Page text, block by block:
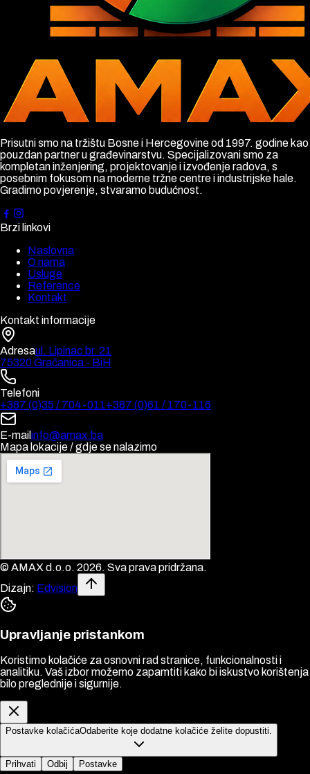
Prisutni smo na tržištu Bosne i Hercegovine od 1997. godine kao
pouzdan partner u građevinarstvu. Specijalizovani smo za
kompletan inženjering, projektovanje i izvođenje radova, s
posebnim fokusom na moderne tržne centre i industrijske hale.
Gradimo povjerenje, stvaramo budućnost.
Brzi linkovi
Naslovna
O nama
Usluge
Reference
Kontakt
Kontakt informacije
Adresaul. Lipinac br. 21
75320 Gračanica - BiH
Telefoni
+387 (0)35 / 704-011+387 (0)61 / 170-116
E-mailinfo@amax.ba
Mapa lokacije / gdje se nalazimo
© AMAX d.o.o. 2026. Sva prava pridržana.
Dizajn: Edvision
Upravljanje pristankom
Koristimo kolačiće za osnovni rad stranice, funkcionalnosti i
analitiku. Vaš izbor možemo zapamtiti kako bi iskustvo korištenja
bilo preglednije i sigurnije.
Postavke kolačićaOdaberite koje dodatne kolačiće želite dopustiti.
Prihvati Odbij Postavke